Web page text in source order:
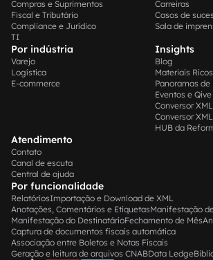
Compras e Suprimentos
Fiscal e Tributário
Compliance e Jurídico
TI
Carreiras
Casos de
Sala de
Por indústria
Varejo
Logística
E-commerce
Insights
Blog
Materiais Ricos
Panoramas de
Eventos e
Conversor
Conversor
HUB da
Atendimento
Contato
Canal de escuta
Central de ajuda
Por funcionalidade
RelatóriosImportação e Download de XML
Anotações, Comentários e EtiquetasManifestação
Manifestação do DestinatárioFechamento de Mês
Captura de documentos fiscais automática
Associação entre Boletos e Notas Fiscais
Geração e leitura de arquivos CNABData Ledge